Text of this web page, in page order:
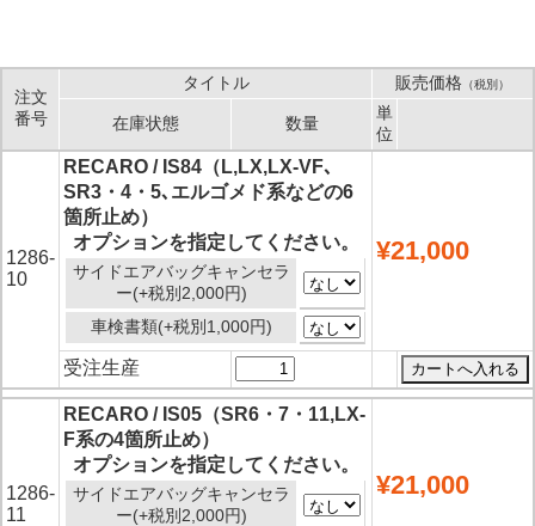
注文
番号
タイトル 販売価格 （税別）
在庫状態 数量
単
位
1286-
10
RECARO / IS84（L,LX,LX-VF､
SR3・4・5､エルゴメド系などの6
箇所止め）
オプションを指定してください。
サイドエアバッグキャンセラ
ー(+税別2,000円)
車検書類(+税別1,000円)
¥21,000
受注生産
1286-
11
RECARO / IS05（SR6・7・11,LX-
F系の4箇所止め）
オプションを指定してください。
サイドエアバッグキャンセラ
ー(+税別2,000円)
¥21,000